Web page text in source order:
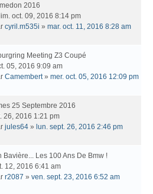
2016
oct. 09, 2016 8:14 pm
cyril.m535i » mar. oct. 11, 2016 8:28 am
Meeting Z3 Coupé
05, 2016 9:09 am
Camembert» mer. oct. 05, 2016 12:09 pm
25 Septembre 2016
26, 2016 1:21 pm
jules64 » lun. sept. 26, 2016 2:46 pm
Bavière... Les 100 Ans De Bmw !
12, 2016 6:41 am
r2087 » ven. sept. 23, 2016 6:52 am